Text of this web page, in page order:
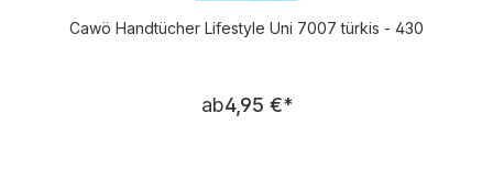
Cawö Handtücher Lifestyle Uni 7007 türkis - 430
Regulärer Preis:
ab4,95 €*